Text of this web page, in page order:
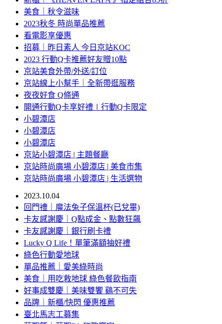
美食｜秋令滋味
2023秋冬 時尚單品推薦
看電影享優惠
招募｜昨日素人 今日京站KOC
2023 行動Q卡推薦好友贈10點
京站美食外帶/外送/訂位
京站線上小幫手｜全新帶逛服務
夜夜好食 Q條通
開通行動Q卡享好禮∣行動Q卡限定
小碧潭店
小碧潭店
小碧潭店
京站小碧潭店 | 主題餐廳
京站時尚廣場 小碧潭店 | 美食市集
京站時尚廣場 小碧潭店 | 生活選物
2023.10.04
回門禮｜魔法兔子保溫杯(已兌畢)
卡友感謝慶｜Q點成金、點數狂飆
卡友感謝慶｜銀行刷卡禮
Lucky Q Life！單筆滿額抽好禮
綠色行動愛地球
單品推薦｜愛美綠時尚
美食｜用吃救地球 綠色餐飲指南
好事成雙慶｜美味雙饗 鷄不可失
品牌｜新櫃/快閃 優惠推薦
臺北馬志工募集